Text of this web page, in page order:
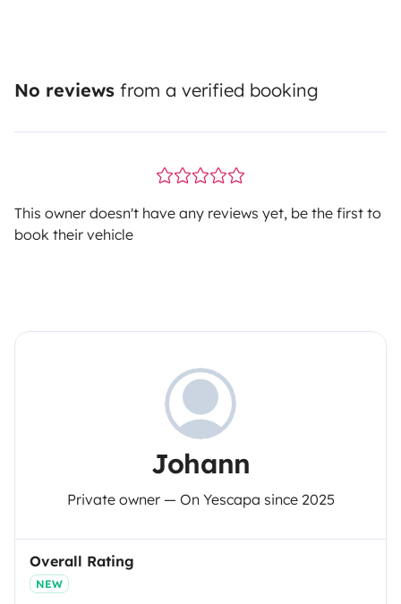
No reviews from a verified booking
This owner doesn't have any reviews yet, be the first to
book their vehicle
Johann
Private owner — On Yescapa since 2025
Overall Rating
NEW